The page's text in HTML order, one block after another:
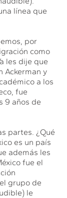
línea que
por
como
les dije que
Ackerman y
a los
fue
9 años de
partes. ¿Qué
es un país
además les
fue el
grupo de
le